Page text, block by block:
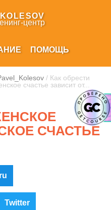
ПОМОЩЬ
/ Как обрести
счастье зависит от...
СЧАСТЬЕ
Twitter